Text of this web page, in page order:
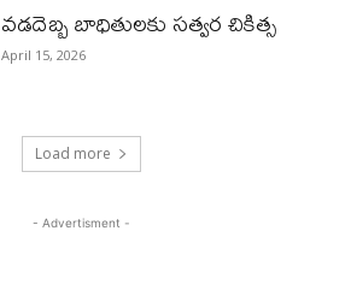
వడదెబ్బ బాధితులకు సత్వర చికిత్స
April 15, 2026
Load more
- Advertisment -